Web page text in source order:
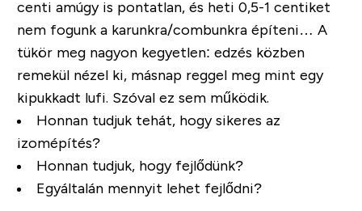
centi amúgy is pontatlan, és heti 0,5-1 centiket
nem fogunk a karunkra/combunkra építeni… A
tükör meg nagyon kegyetlen: edzés közben
remekül nézel ki, másnap reggel meg mint egy
kipukkadt lufi. Szóval ez sem működik.
Honnan tudjuk tehát, hogy sikeres az
izomépítés?
Honnan tudjuk, hogy fejlődünk?
Egyáltalán mennyit lehet fejlődni?